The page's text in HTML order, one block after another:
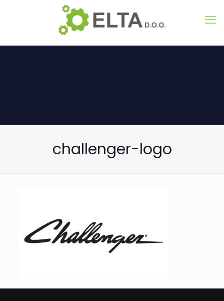
challenger-logo